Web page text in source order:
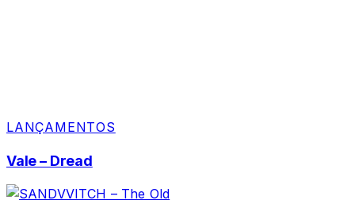
LANÇAMENTOS
Vale – Dread